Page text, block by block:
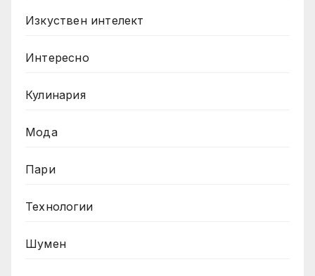
Изкуствен интелект
Интересно
Кулинария
Мода
Пари
Технологии
Шумен